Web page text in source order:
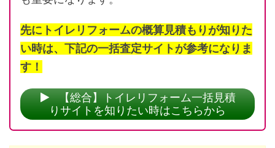
先にトイレリフォームの概算見積もりが知りた
い時は、下記の一括査定サイトが参考になりま
す！
【総合】トイレリフォーム一括見積
りサイトを知りたい時はこちらから